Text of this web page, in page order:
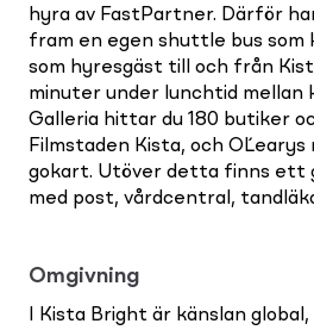
hyra av FastPartner. Därför
fram en egen shuttle bus
som hyresgäst till och från
minuter under lunchtid mellan
Galleria hittar du 180 butiker
Filmstaden Kista, och O´Learys
gokart. Utöver detta finns ett
med post, vårdcentral,
Omgivning
I Kista Bright är känslan